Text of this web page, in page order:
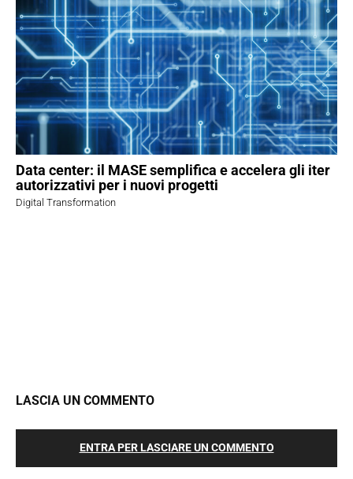
Data center: il MASE semplifica e accelera gli iter
autorizzativi per i nuovi progetti
Digital Transformation
LASCIA UN COMMENTO
ENTRA PER LASCIARE UN COMMENTO